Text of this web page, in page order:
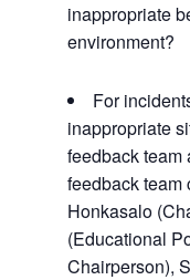
inappropriate
environment?
For
inappropriate
feedback team
feedback team
Honkasalo
(Educational
Chairperson),